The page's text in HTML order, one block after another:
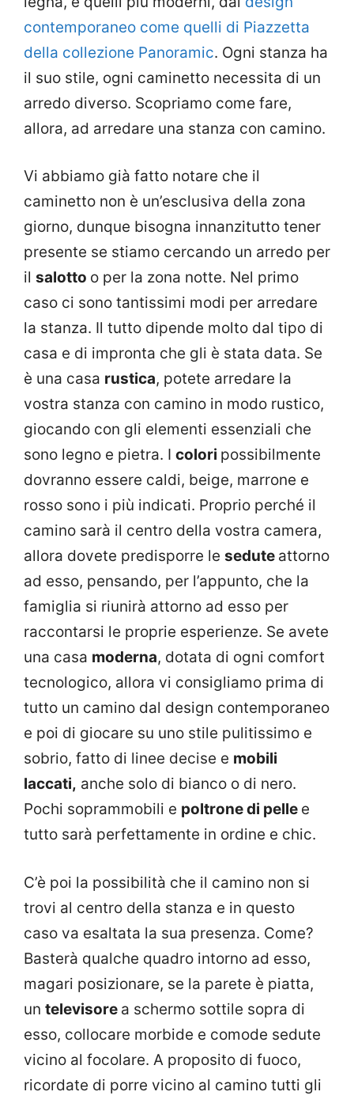
contemporaneo come quelli di Piazzetta
della collezione Panoramic. Ogni stanza ha
il suo stile, ogni caminetto necessita di un
arredo diverso. Scopriamo come fare,
allora, ad arredare una stanza con camino.
Vi abbiamo già fatto notare che il
caminetto non è un’esclusiva della zona
giorno, dunque bisogna innanzitutto tener
presente se stiamo cercando un arredo per
il salotto o per la zona notte. Nel primo
caso ci sono tantissimi modi per arredare
la stanza. Il tutto dipende molto dal tipo di
casa e di impronta che gli è stata data. Se
è una casa rustica, potete arredare la
vostra stanza con camino in modo rustico,
giocando con gli elementi essenziali che
sono legno e pietra. I colori possibilmente
dovranno essere caldi, beige, marrone e
rosso sono i più indicati. Proprio perché il
camino sarà il centro della vostra camera,
allora dovete predisporre le sedute attorno
ad esso, pensando, per l’appunto, che la
famiglia si riunirà attorno ad esso per
raccontarsi le proprie esperienze. Se avete
una casa moderna, dotata di ogni comfort
tecnologico, allora vi consigliamo prima di
tutto un camino dal design contemporaneo
e poi di giocare su uno stile pulitissimo e
sobrio, fatto di linee decise e mobili
laccati, anche solo di bianco o di nero.
Pochi soprammobili e poltrone di pelle e
tutto sarà perfettamente in ordine e chic.
C’è poi la possibilità che il camino non si
trovi al centro della stanza e in questo
caso va esaltata la sua presenza. Come?
Basterà qualche quadro intorno ad esso,
magari posizionare, se la parete è piatta,
un televisore a schermo sottile sopra di
esso, collocare morbide e comode sedute
vicino al focolare. A proposito di fuoco,
ricordate di porre vicino al camino tutti gli